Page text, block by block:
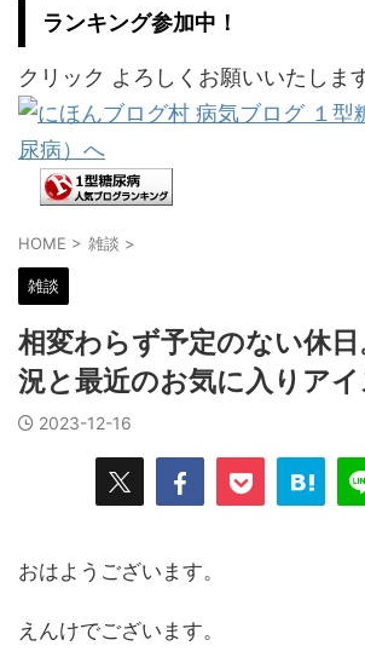
ランキング参加中！
クリック よろしくお願いいたします
HOME > 雑談 >
雑談
相変わらず予定のない休
況と最近のお気に入りアイ
2023-12-16
おはようございます。
えんけでございます。